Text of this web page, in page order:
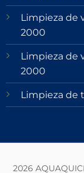
Limpieza de
2000
Limpieza de
2000
Limpieza de
2026